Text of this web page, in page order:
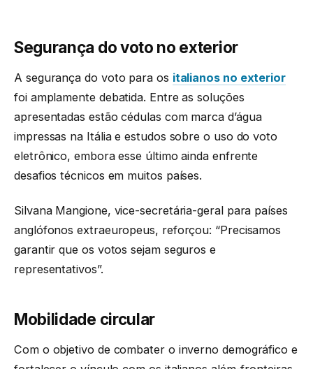
Segurança do voto no exterior
A segurança do voto para os italianos no exterior
foi amplamente debatida. Entre as soluções
apresentadas estão cédulas com marca d’água
impressas na Itália e estudos sobre o uso do voto
eletrônico, embora esse último ainda enfrente
desafios técnicos em muitos países.
Silvana Mangione, vice-secretária-geral para países
anglófonos extraeuropeus, reforçou: “Precisamos
garantir que os votos sejam seguros e
representativos”.
Mobilidade circular
Com o objetivo de combater o inverno demográfico e